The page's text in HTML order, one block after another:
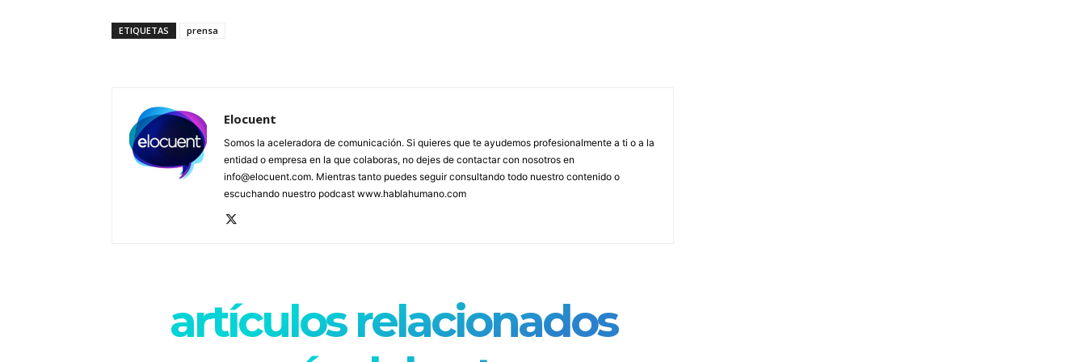
ETIQUETAS prensa
Elocuent
Somos la aceleradora de comunicación. Si quieres que te ayudemos profesionalmente a ti o a la
entidad o empresa en la que colaboras, no dejes de contactar con nosotros en
info@elocuent.com. Mientras tanto puedes seguir consultando todo nuestro contenido o
escuchando nuestro podcast www.hablahumano.com
artículos relacionados